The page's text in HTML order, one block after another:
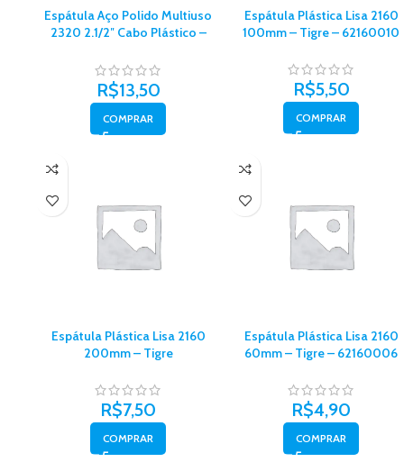
Espátula Aço Polido Multiuso
2320 2.1/2″ Cabo Plástico –
R$13,50
COMPRAR
Espátula Plástica Lisa 2160
100mm – Tigre – 62160010
R$5,50
COMPRAR
Espátula Plástica Lisa 2160
200mm – Tigre
R$7,50
COMPRAR
Espátula Plástica Lisa 2160
60mm – Tigre – 62160006
R$4,90
COMPRAR